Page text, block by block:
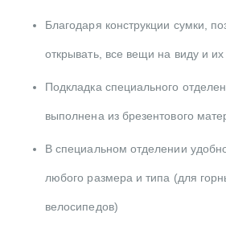
Благодаря конструкции сумки,
открывать, все вещи на виду и их
Подкладка специального
выполнена из брезентового
В специальном отделении
любого размера и типа (для
велосипедов)